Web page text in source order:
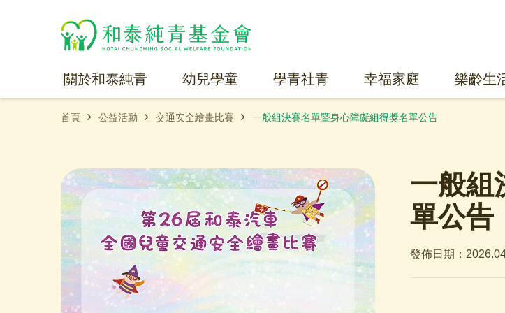
關於和泰純青 幼兒學童 學青社青 幸福家庭 樂齡生
首頁 公益活動 交通安全繪畫比賽 一般組決賽名單暨身心障礙組得獎名單公告
一般組
單公告
發佈日期：